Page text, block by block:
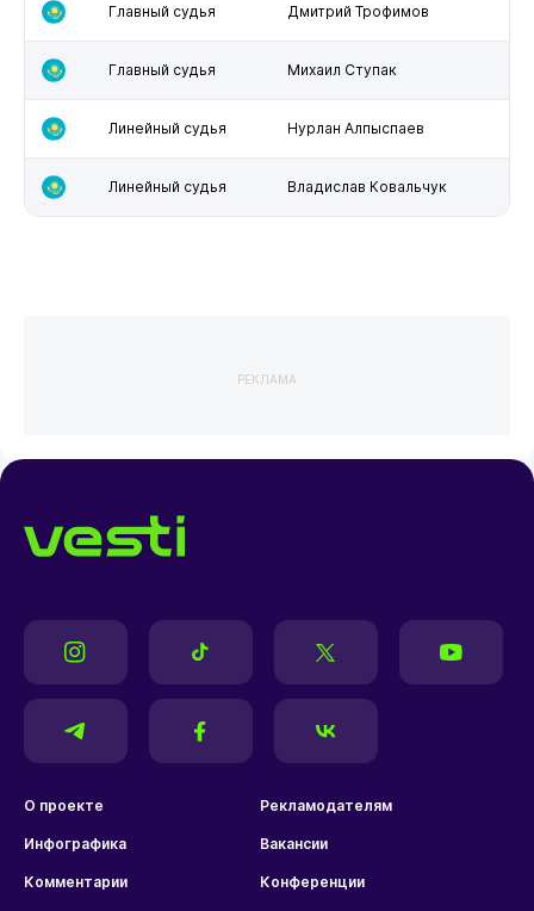
Главный судья Дмитрий Трофимов
Главный судья Михаил Ступак
Линейный судья Нурлан Алпыспаев
Линейный судья Владислав Ковальчук
РЕКЛАМА
О проекте Рекламодателям
Инфографика Вакансии
Комментарии Конференции